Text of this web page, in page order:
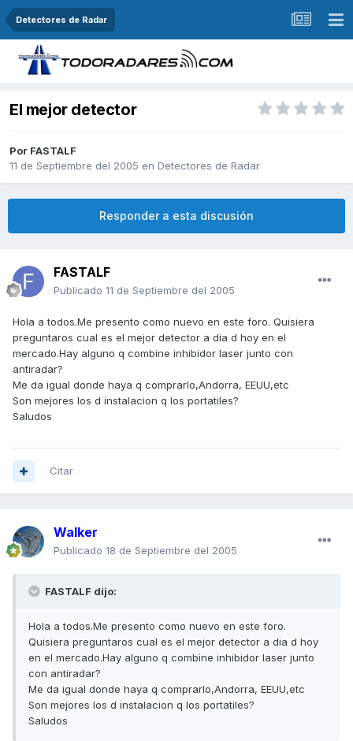
Detectores de Radar
El mejor detector
Por FASTALF
11 de Septiembre del 2005 en Detectores de Radar
Responder a esta discusión
FASTALF
Publicado 11 de Septiembre del 2005
Hola a todos.Me presento como nuevo en este foro. Quisiera
preguntaros cual es el mejor detector a dia d hoy en el
mercado.Hay alguno q combine inhibidor laser junto con
antiradar?
Me da igual donde haya q comprarlo,Andorra, EEUU,etc
Son mejores los d instalacion q los portatiles?
Saludos
Citar
Walker
Publicado 18 de Septiembre del 2005
FASTALF dijo:
Hola a todos.Me presento como nuevo en este foro.
Quisiera preguntaros cual es el mejor detector a dia d hoy
en el mercado.Hay alguno q combine inhibidor laser junto
con antiradar?
Me da igual donde haya q comprarlo,Andorra, EEUU,etc
Son mejores los d instalacion q los portatiles?
Saludos